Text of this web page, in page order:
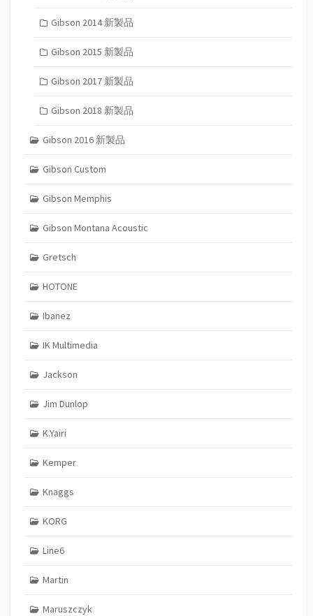
Gibson 2014 新製品
Gibson 2015 新製品
Gibson 2017 新製品
Gibson 2018 新製品
Gibson 2016 新製品
Gibson Custom
Gibson Memphis
Gibson Montana Acoustic
Gretsch
HOTONE
Ibanez
IK Multimedia
Jackson
Jim Dunlop
K.Yairi
Kemper
Knaggs
KORG
Line6
Martin
Maruszczyk